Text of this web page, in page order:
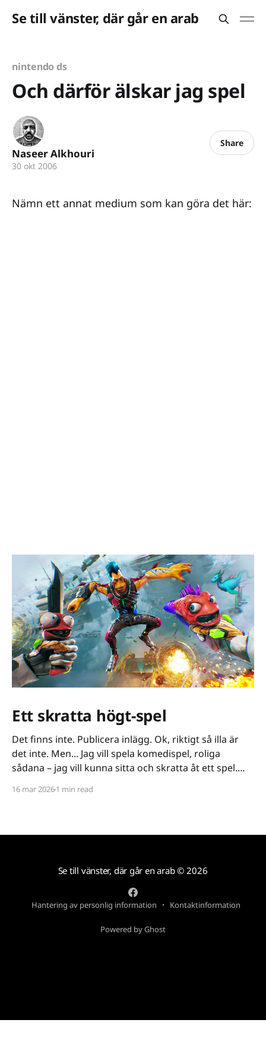
Se till vänster, där går en arab
nintendo ds
Och därför älskar jag spel
Naseer Alkhouri
30 okt 2006
Share
Nämn ett annat medium som kan göra det här:
Ett skratta högt-spel
Det finns inte. Publicera inlägg. Ok, riktigt så illa är
det inte. Men... Jag vill spela komedispel, roliga
sådana – jag vill kunna sitta och skratta åt ett spel.
på ett kiss och bajs-spår eller så lutar de sig på
16 mar 20261 min read
Se till vänster, där går en arab© 2026
Hantering av personlig information Kontaktinformation
Powered by Ghost